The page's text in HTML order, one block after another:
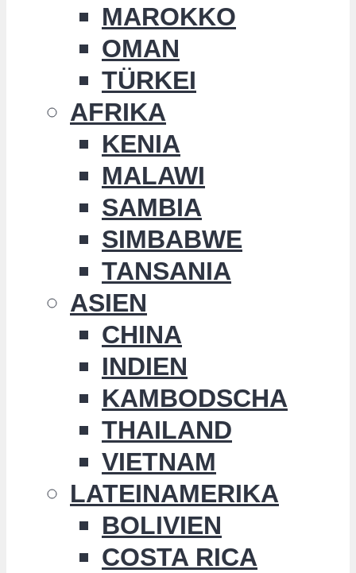
MAROKKO
OMAN
TÜRKEI
AFRIKA
KENIA
MALAWI
SAMBIA
SIMBABWE
TANSANIA
ASIEN
CHINA
INDIEN
KAMBODSCHA
THAILAND
VIETNAM
LATEINAMERIKA
BOLIVIEN
COSTA RICA